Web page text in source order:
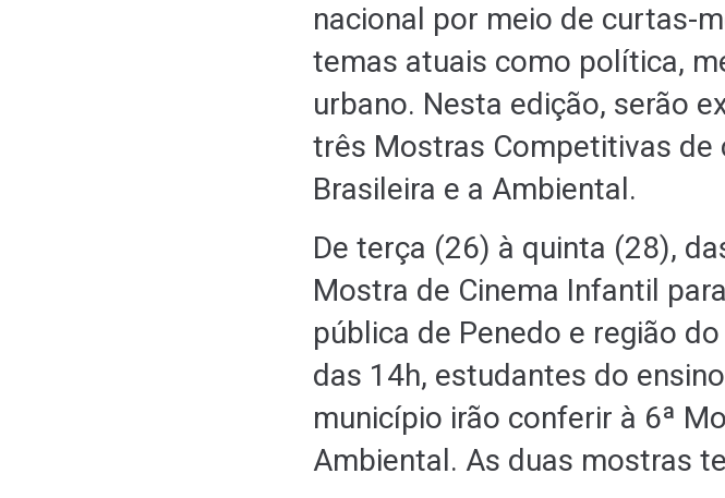
nacional por meio de curtas-
temas atuais como política,
urbano. Nesta edição, serão
três Mostras Competitivas de
Brasileira e a Ambiental.
De terça (26) à quinta (28),
Mostra de Cinema Infantil
pública de Penedo e região
das 14h, estudantes do
município irão conferir à 6ª
Ambiental. As duas mostras